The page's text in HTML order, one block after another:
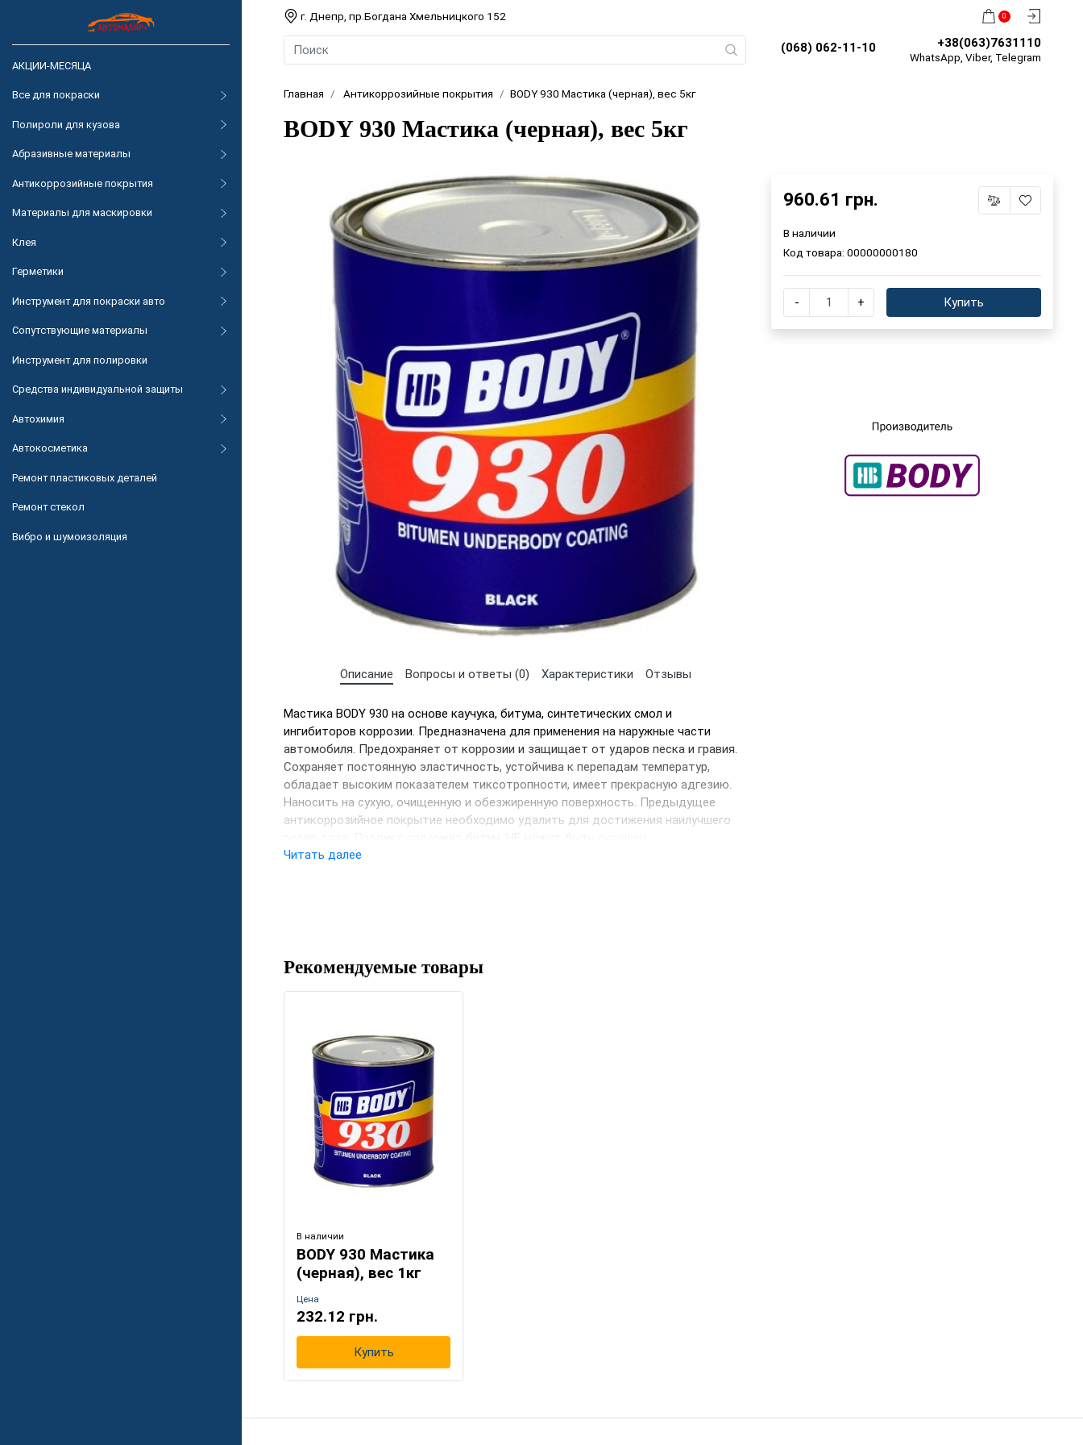
АКЦИИ-МЕСЯЦА
Все для покраски
Полироли для кузова
Абразивные материалы
Антикоррозийные покрытия
Материалы для маскировки
Клея
Герметики
Инструмент для покраски авто
Сопутствующие материалы
Инструмент для полировки
Средства индивидуальной защиты
Автохимия
Автокосметика
Ремонт пластиковых деталей
Ремонт стекол
Вибро и шумоизоляция
г. Днепр, пр.Богдана Хмельницкого 152
(068) 062-11-10
0
+38(063)7631110
WhatsApp, Viber, Telegram
Главная Антикоррозийные покрытия BODY 930 Мастика (черная), вес 5кг
BODY 930 Мастика (черная), вес 5кг
Выберите язык магазина ×
Описание Вопросы и ответы (0) Характеристики Отзывы
Мастика BODY 930 на основе каучука, битума, синтетических смол и
ингибиторов коррозии. Предназначена для применения на наружные части
автомобиля. Предохраняет от коррозии и защищает от ударов песка и гравия.
Сохраняет постоянную эластичность, устойчива к перепадам температур,
обладает высоким показателем тиксотропности, имеет прекрасную адгезию.
Наносить на сухую, очищенную и обезжиренную поверхность. Предыдущее
антикоррозийное покрытие необходимо удалить для достижения наилучшего
Читать далее
960.61 грн.
В наличии
Код товара: 00000000180
- + Купить
Рекомендуемые товары
В наличии
BODY 930 Мастика
(черная), вес 1кг
Цена
232.12 грн.
Купить